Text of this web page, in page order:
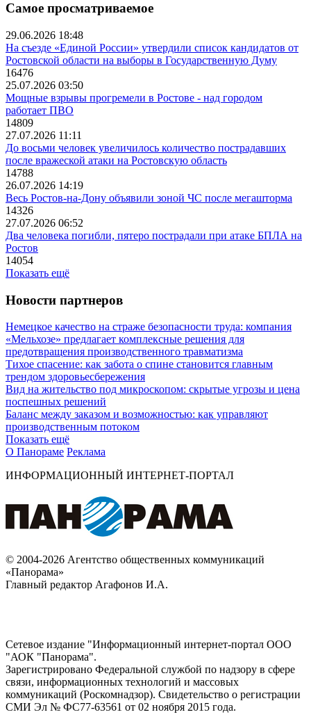
Самое просматриваемое
29.06.2026 18:48
На съезде «Единой России» утвердили список кандидатов от
Ростовской области на выборы в Государственную Думу
16476
25.07.2026 03:50
Мощные взрывы прогремели в Ростове - над городом
работает ПВО
14809
27.07.2026 11:11
До восьми человек увеличилось количество пострадавших
после вражеской атаки на Ростовскую область
14788
26.07.2026 14:19
Весь Ростов-на-Дону объявили зоной ЧС после мегашторма
14326
27.07.2026 06:52
Два человека погибли, пятеро пострадали при атаке БПЛА на
Ростов
14054
Показать ещё
Новости партнеров
Немецкое качество на страже безопасности труда: компания
«Мельхозе» предлагает комплексные решения для
предотвращения производственного травматизма
Тихое спасение: как забота о спине становится главным
трендом здоровьесбережения
Вид на жительство под микроскопом: скрытые угрозы и цена
поспешных решений
Баланс между заказом и возможностью: как управляют
производственным потоком
Показать ещё
О Панораме Реклама
ИНФОРМАЦИОННЫЙ ИНТЕРНЕТ-ПОРТАЛ
© 2004-2026 Агентство общественных коммуникаций
«Панорама»
Главный редактор Агафонов И.А.
Сетевое издание "Информационный интернет-портал ООО
"АОК "Панорама".
Зарегистрировано Федеральной службой по надзору в сфере
связи, информационных технологий и массовых
коммуникаций (Роскомнадзор). Cвидетельство о регистрации
СМИ Эл № ФС77-63561 от 02 ноября 2015 года.